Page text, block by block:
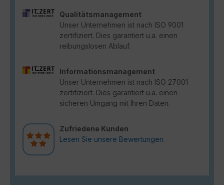
Qualitätsmanagement
Unser Unternehmen ist nach ISO 9001
zertifiziert. Dies garantiert u.a. einen
reibungslosen Ablauf.
Informationsmanagement
Unser Unternehmen ist nach ISO 27001
zertifiziert. Dies garantiert u.a. einen
sicheren Umgang mit Ihren Daten.
Zufriedene Kunden
Lesen Sie unsere Bewertungen.